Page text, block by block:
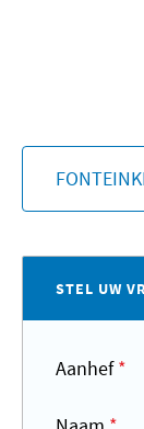
STEL UW
Aanhef*